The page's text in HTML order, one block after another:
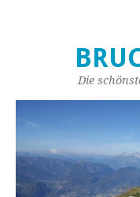
Die